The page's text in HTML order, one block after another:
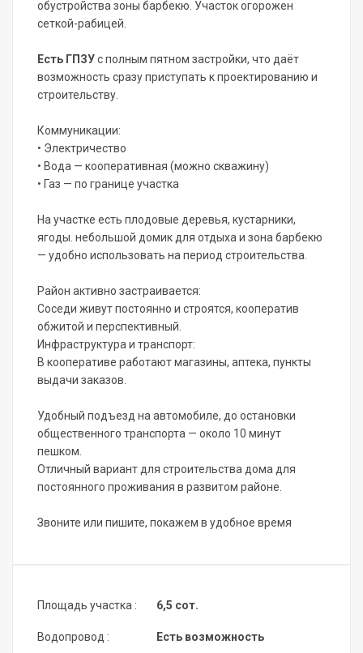
обустройства зоны барбекю. Участок огорожен
сеткой-рабицей.
Есть ГПЗУс полным пятном застройки, что даёт
возможность сразу приступать к проектированию и
строительству.
Коммуникации:
• Электричество
• Вода — кооперативная (можно скважину)
• Газ — по границе участка
На участке есть плодовые деревья, кустарники,
ягоды. небольшой домик для отдыха и зона барбекю
— удобно использовать на период строительства.
Район активно застраивается:
Соседи живут постоянно и строятся, кооператив
обжитой и перспективный.
Инфраструктура и транспорт:
В кооперативе работают магазины, аптека, пункты
выдачи заказов.
Удобный подъезд на автомобиле, до остановки
общественного транспорта — около 10 минут
пешком.
Отличный вариант для строительства дома для
постоянного проживания в развитом районе.
Звоните или пишите, покажем в удобное время
Площадь участка :
Водопровод :
6,5 сот.
Есть возможность